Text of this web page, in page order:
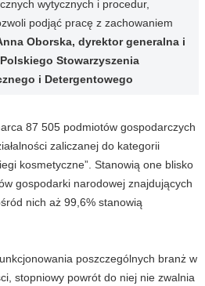
wytycznych i procedur,
podjąć pracę z zachowaniem
Oborska, dyrektor generalna i
Stowarzyszenia
i Detergentowego
87 505 podmiotów gospodarczych
zaliczanej do kategorii
kosmetyczne”. Stanowią one blisko
gospodarki narodowej znajdujących
nich aż 99,6% stanowią
poszczególnych branż w
stopniowy powrót do niej nie zwalnia